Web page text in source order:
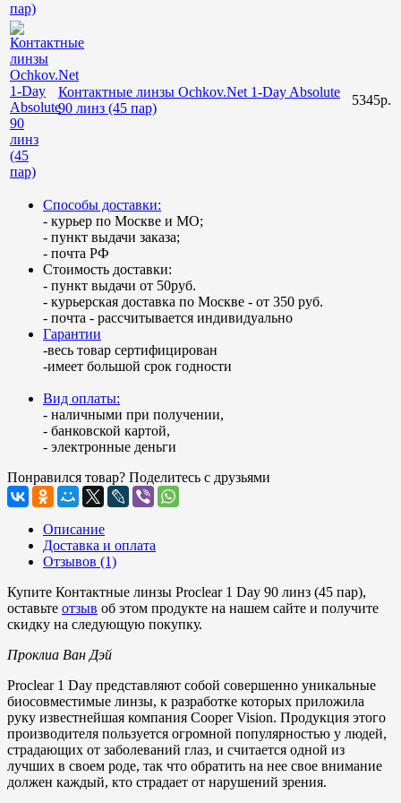
Контактные линзы Ochkov.Net 1-Day Absolute
90 линз (45 пар)
5345р.
Способы доставки:
- курьер по Москве и МО;
- пункт выдачи заказа;
- почта РФ
Стоимость доставки:
- пункт выдачи от 50руб.
- курьерская доставка по Москве - от 350 руб.
- почта - рассчитывается индивидуально
Гарантии
-весь товар сертифицирован
-имеет большой срок годности
Вид оплаты:
- наличными при получении,
- банковской картой,
- электронные деньги
Понравился товар? Поделитесь с друзьями
Описание
Доставка и оплата
Отзывов (1)
Купите Контактные линзы Proclear 1 Day 90 линз (45 пар),
оставьте отзыв об этом продукте на нашем сайте и получите
скидку на следующую покупку.
Проклиа Ван Дэй
Proclear 1 Day представляют собой совершенно уникальные
биосовместимые линзы, к разработке которых приложила
руку известнейшая компания Cooper Vision. Продукция этого
производителя пользуется огромной популярностью у людей,
страдающих от заболеваний глаз, и считается одной из
лучших в своем роде, так что обратить на нее свое внимание
должен каждый, кто страдает от нарушений зрения.